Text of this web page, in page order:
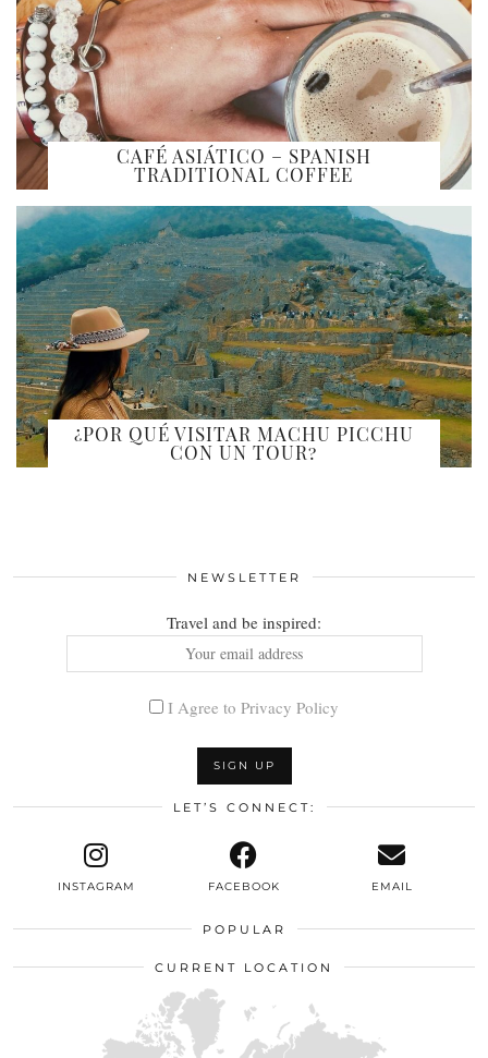
CAFÉ ASIÁTICO – SPANISH
TRADITIONAL COFFEE
¿POR QUÉ VISITAR MACHU PICCHU
CON UN TOUR?
NEWSLETTER
Travel and be inspired:
I Agree to Privacy Policy
LET’S CONNECT:
INSTAGRAM FACEBOOK EMAIL
POPULAR
CURRENT LOCATION